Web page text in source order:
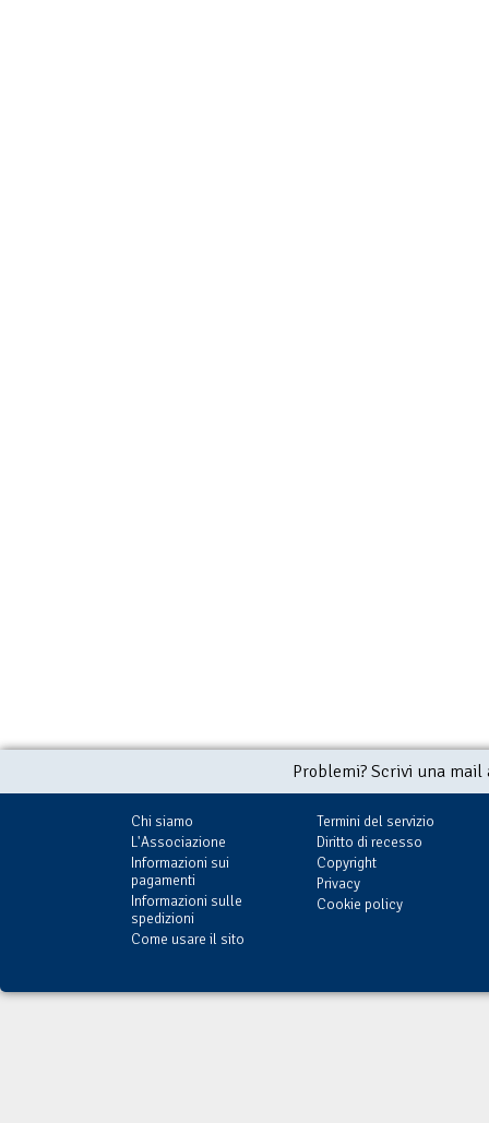
Problemi? Scrivi una
Chi siamo
L'Associazione
Informazioni sui
pagamenti
Informazioni sulle
spedizioni
Come usare il sito
Termini del servizio
Diritto di recesso
Copyright
Privacy
Cookie policy